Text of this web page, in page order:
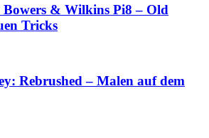
Bowers & Wilkins Pi8 – Old
Tricks
Rebrushed – Malen auf dem